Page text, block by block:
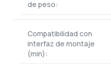
de peso:
Compatibilidad con
interfaz de montaje
(min):